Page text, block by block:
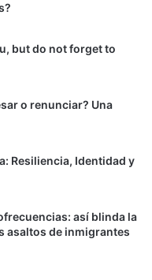
but do not forget to
o renunciar? Una
Resiliencia, Identidad y
así blinda la
asaltos de inmigrantes